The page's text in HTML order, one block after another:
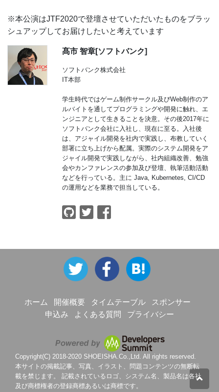
※本公演はJTF2020で登壇させていただいたものをブラッ
シュアップしてお届けしたいと考えています
髙市 智章[ソフトバンク]
ソフトバンク株式会社
IT本部
学生時代ではゲーム制作サークル及びWeb制作のア
ルバイトを通してプログラミングや開発に触れ、エ
ンジニアとして生きることを決意。その後2017年に
ソフトバンク会社に入社し、現在に至る。入社後
は、アジャイル開発を社内で実践し、布教していく
部署に立ち上げから配属。実際のシステム開発をア
ジャイル開発で実践しながら、社内組織改善、勉強
会やカンファレンスの参加及び登壇、執筆活動活動
などを行っている。主に Java, Kubernetes, CI/CD
の運用などを業務で担当している。
ホーム 開催概要 タイムテーブル
スポンサー
申込み
よくある質問 プライバシー
Copyright(C) 2018-2020 SHOEISHA.Co.,Ltd. All rights reserved.
本サイトの掲載記事、写真、イラスト、問題コンテンツの無断転
載を禁じます。 記載されているロゴ、システム名、製品名は各社
及び商標権者の登録商標あるいは商標です。